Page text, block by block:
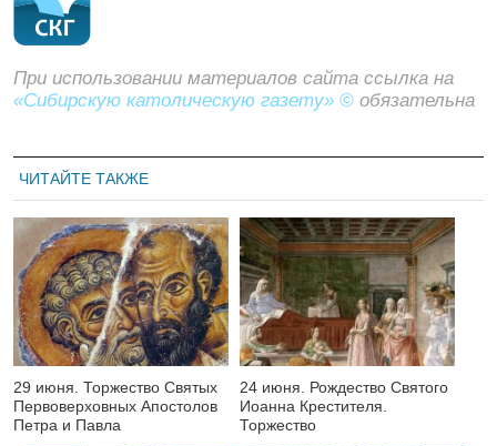
При использовании материалов сайта ссылка на
«Сибирскую католическую газету» © обязательна
ЧИТАЙТЕ ТАКЖЕ
29 июня. Торжество Святых
Первоверховных Апостолов
Петра и Павла
24 июня. Рождество Святого
Иоанна Крестителя.
Торжество